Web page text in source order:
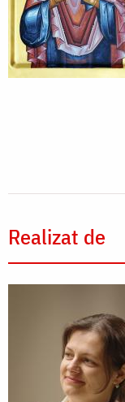
Realizat de